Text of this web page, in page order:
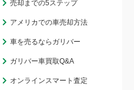
売却までの5ステップ
アメリカでの車売却方法
車を売るならガリバー
ガリバー車買取Q&A
オンラインスマート査定